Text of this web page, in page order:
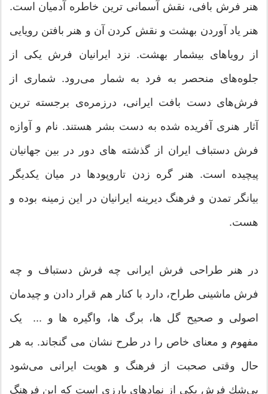
هنر فرش بافی، نقش آسمانی ترین خاطره آدمیان است.
هنر یاد آوردن بهشت و نقش کردن آن و هنر بافتن رویایی
از رویاهای بیشمار بهشت. نزد ایرانیان فرش یکی از
جلوه‌های منحصر به فرد به شمار می‌رود. شماری از
فرش‌های دست بافت ایرانی، درزمره‌ی برجسته ترین
آثار هنری آفریده شده به دست بشر هستند. نام و آوازه
فرش دستباف ایران از گذشته های دور در بین جهانیان
پیچیده است. هنر گره زدن تاروپودها در میان یکدیگر
بیانگر تمدن و فرهنگ دیرینه ایرانیان در این زمینه بوده و
هست.
در هنر طراحی فرش ایرانی چه فرش دستباف و چه
فرش ماشینی طراح، دارد با کنار هم قرار دادن و چیدمان
اصولی و صحیح گل ها، برگ ها، واگیره ها و ... یک
مفهوم و معنای خاص را در طرح نشان می گنجاند. به هر
حال وقتی صحبت از فرهنگ و هویت ایرانی می‌شود
بی‌شك فرش یكی از نمادهای بارزی است كه این فرهنگ